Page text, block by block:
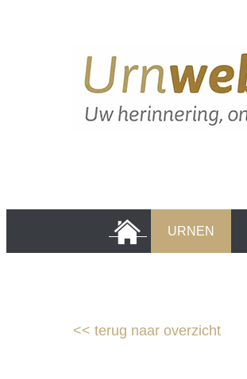
HOME URNEN
<< terug naar overzicht